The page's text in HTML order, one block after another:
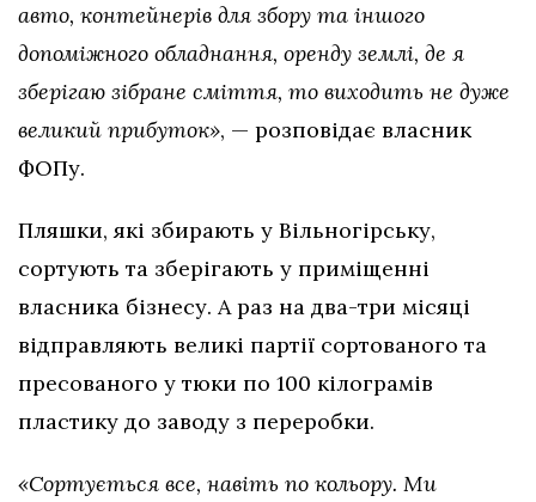
авто, контейнерів для збору та іншого
допоміжного обладнання, оренду землі, де я
зберігаю зібране сміття, то виходить не дуже
великий прибуток», — розповідає власник
ФОПу.
Пляшки, які збирають у Вільногірську,
сортують та зберігають у приміщенні
власника бізнесу. А раз на два-три місяці
відправляють великі партії сортованого та
пресованого у тюки по 100 кілограмів
пластику до заводу з переробки.
«Сортується все, навіть по кольору. Ми